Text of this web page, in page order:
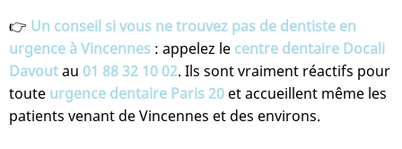
👉 Un conseil si vous ne trouvez pas de dentiste en
urgence à Vincennes : appelez le centre dentaire Docali
Davoutau 01 88 32 10 02. Ils sont vraiment réactifs pour
toute urgence dentaire Paris 20 et accueillent même les
patients venant de Vincennes et des environs.